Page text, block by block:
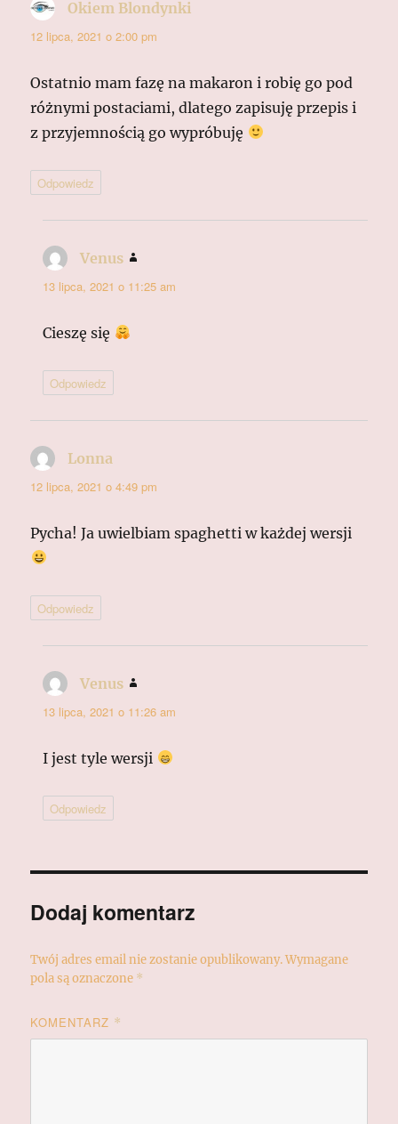
Okiem Blondynki
12 lipca, 2021 o 2:00 pm
Ostatnio mam fazę na makaron i robię go pod
różnymi postaciami, dlatego zapisuję przepis i
z przyjemnością go wypróbuję
Odpowiedz
Venus
13 lipca, 2021 o 11:25 am
Cieszę się
Odpowiedz
Lonna
12 lipca, 2021 o 4:49 pm
Pycha! Ja uwielbiam spaghetti w każdej wersji
Odpowiedz
Venus
13 lipca, 2021 o 11:26 am
I jest tyle wersji
Odpowiedz
Dodaj komentarz
Twój adres email nie zostanie opublikowany. Wymagane
pola są oznaczone *
KOMENTARZ *